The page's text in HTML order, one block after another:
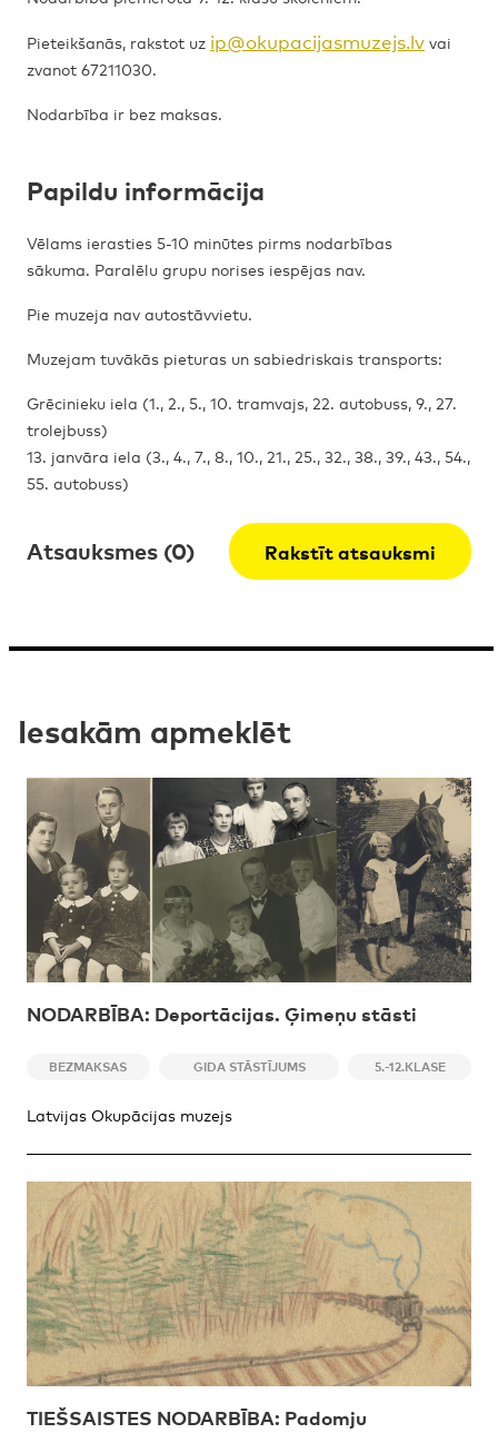
Pieteikšanās, rakstot uz ip@okupacijasmuzejs.lv vai
zvanot 67211030.
Nodarbība ir bez maksas.
Papildu informācija
Vēlams ierasties 5-10 minūtes pirms nodarbības
sākuma. Paralēlu grupu norises iespējas nav.
Pie muzeja nav autostāvvietu.
Muzejam tuvākās pieturas un sabiedriskais transports:
Grēcinieku iela (1., 2., 5., 10. tramvajs, 22. autobuss, 9., 27.
trolejbuss)
13. janvāra iela (3., 4., 7., 8., 10., 21., 25., 32., 38., 39., 43., 54.,
55. autobuss)
Atsauksmes (0) Rakstīt atsauksmi
Iesakām apmeklēt
NODARBĪBA: Deportācijas. Ģimeņu stāsti
BEZMAKSAS GIDA STĀSTĪJUMS 5.-12.KLASE
Latvijas Okupācijas muzejs
TIEŠSAISTES NODARBĪBA: Padomju